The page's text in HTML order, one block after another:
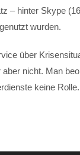
– hinter Skype
wurden.
über
nicht. Man
keine Rolle.